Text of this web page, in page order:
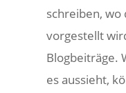
schreiben, wo
vorgestellt
Blogbeiträge.
es aussieht,